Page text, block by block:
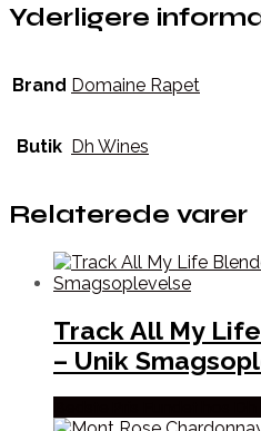
Yderligere
Brand Domaine Rapet
Butik Dh Wines
Relaterede varer
Track All My
– Unik